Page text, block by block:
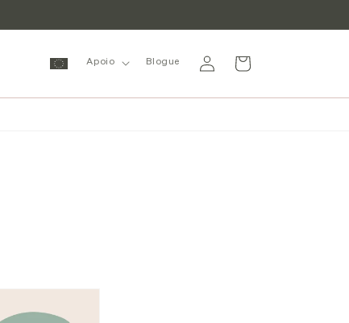
Apoio Blogue
sessão
Carrinho